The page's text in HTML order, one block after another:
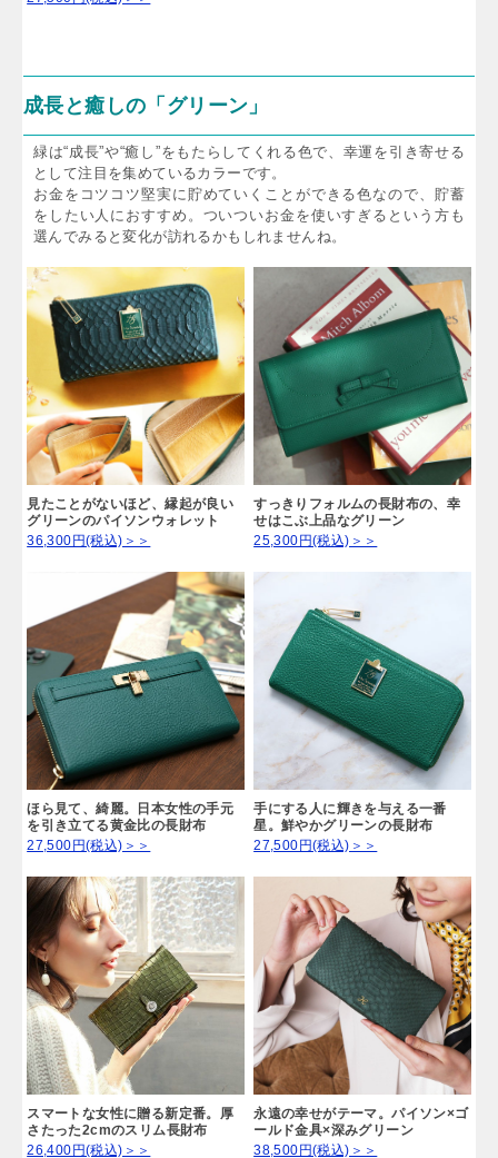
成長と癒しの「グリーン」
緑は“成長”や“癒し”をもたらしてくれる色で、幸運を引き寄せる
として注目を集めているカラーです。
お金をコツコツ堅実に貯めていくことができる色なので、貯蓄
をしたい人におすすめ。ついついお金を使いすぎるという方も
選んでみると変化が訪れるかもしれませんね。
見たことがないほど、縁起が良い
グリーンのパイソンウォレット
36,300円(税込)＞＞
すっきりフォルムの長財布の、幸
せはこぶ上品なグリーン
25,300円(税込)＞＞
ほら見て、綺麗。日本女性の手元
を引き立てる黄金比の長財布
27,500円(税込)＞＞
手にする人に輝きを与える一番
星。鮮やかグリーンの長財布
27,500円(税込)＞＞
スマートな女性に贈る新定番。厚
さたった2cmのスリム長財布
26,400円(税込)＞＞
永遠の幸せがテーマ。パイソン×ゴ
ールド金具×深みグリーン
38,500円(税込)＞＞